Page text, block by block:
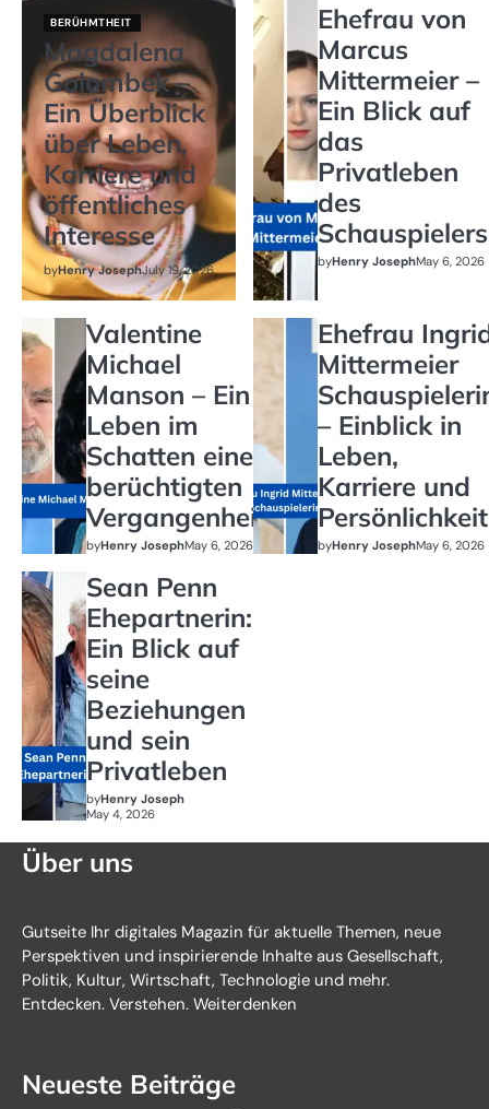
BERÜHMTHEIT
Magdalena
Golombek –
Ein Überblick
über Leben,
Karriere und
öffentliches
Interesse
byHenry JosephJuly 19, 2026
Ehefrau von
Marcus
Mittermeier –
Ein Blick auf
das
Privatleben
des
Schauspielers
byHenry JosephMay 6, 2026
Valentine
Michael
Manson – Ein
Leben im
Schatten einer
berüchtigten
Vergangenheit
byHenry JosephMay 6, 2026
Ehefrau
Mittermeier
– Einblick in
Leben,
Karriere und
Persönlichkeit
byHenry JosephMay 6, 2026
Sean Penn
Ehepartnerin:
Ein Blick auf
seine
Beziehungen
und sein
Privatleben
byHenry Joseph
May 4, 2026
Über uns
Gutseite Ihr digitales Magazin für aktuelle Themen, neue
Perspektiven und inspirierende Inhalte aus Gesellschaft,
Politik, Kultur, Wirtschaft, Technologie und mehr.
Entdecken. Verstehen. Weiterdenken
Neueste Beiträge